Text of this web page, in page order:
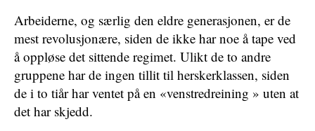
Arbeiderne, og særlig den eldre generasjonen, er de
mest revolusjonære, siden de ikke har noe å tape ved
å oppløse det sittende regimet. Ulikt de to andre
gruppene har de ingen tillit til herskerklassen, siden
de i to tiår har ventet på en «venstredreining » uten at
det har skjedd.